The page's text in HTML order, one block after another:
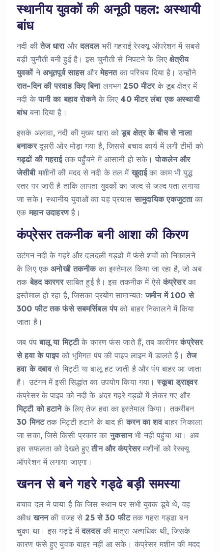
स्थानीय युवकों की अनूठी पहल: अस्थायी
बांध
नदी कीतेज धाराऔरदलदलभरी गहराई रेस्क्यू ऑपरेशन में सबसे
बड़ी चुनौती बनी हुई है। इस चुनौती से निपटने के लिएक्षेत्रीय
युवकोंने अभूतपूर्व साहसऔरमेहनतका परिचय दिया है। उन्होंने
रात-दिन की परवाह किए बिनालगभग 250 मीटरके डूब क्षेत्र में
नदी केपानी का बहाव रोकनेके लिए 40 मीटर लंबा एक अस्थायी
बांधबना दिया है।
इसके अलावा, नदी की मुख्य धारा कोडूब क्षेत्र के बीच से नाला
बनाकरदूसरी ओर मोड़ा गया है, जिससे बचाव कार्य में लगी टीमों को
गड्ढों की गहराईतक पहुँचने में आसानी हो सके।पोकलेन और
जेसीबीमशीनों की मदद से नदी के तल मेंखुदाईका काम भी युद्ध
स्तर पर जारी है ताकि लापता युवकों का जल्द से जल्द पता लगाया
जा सके। स्थानीय युवाओं का यह प्रयाससामुदायिक एकजुटताका
एकमहान उदाहरणहै।
कंप्रेसर तकनीक बनी आशा की किरण
उटंगन नदी के गहरे और दलदली गड्ढों में फंसे शवों को निकालने
के लिए एकअनोखी तकनीकका इस्तेमाल किया जा रहा है, जो अब
तकबेहद कारगरसाबित हुई है। इस तकनीक में ऐसेकंप्रेसरका
इस्तेमाल हो रहा है, जिसका प्रयोग सामान्यतःजमीन में 100 से
300 फीट तक फंसे सबमर्सिबल पंपको बाहर निकालने में किया
जाता है।
जब पंपबालू या मिट्टीके कारण फंस जाते हैं, तब कारीगरकंप्रेसर
से हवा के पाइपको भूमिगत पंप की पाइप लाइन में डालते हैं।तेज
हवा के दबावसे मिट्टी या बालू हट जाती है और पंप बाहर आ जाता
है। उटंगन में इसी सिद्धांत का उपयोग किया गया।स्कूबा ड्राइवर
कंप्रेसर के पाइप को नदी के अंदर गहरे गड्ढों में लेकर गए और
मिट्टी को हटानेके लिए तेज हवा का इस्तेमाल किया। तकरीबन
30 मिनटतक मिट्टी हटाने के बाद हीकरन का शवबाहर निकाला
जा सका, जिसे किसी प्रकार कानुकसानभी नहीं पहुंचा था। अब
इस सफलता को देखते हुएतीन और कंप्रेसरमशीनों को रेस्क्यू
ऑपरेशन में लगाया जाएगा।
खनन से बने गहरे गड्ढे बड़ी समस्या
बचाव दल ने पाया है कि जिस स्थान पर सभी युवक डूबे थे, वह
अवैधखननकी वजह से 25 से 30 फीटतक गहरा गड्ढा बन
चुका था। इस गड्ढे मेंदलदलकी मात्रा अत्यधिक थी, जिसके
कारण फंसे हुए युवक बाहर नहीं आ सके। कंप्रेसर मशीन की मदद